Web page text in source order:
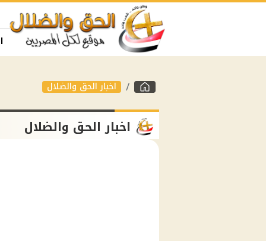
اخبار الحق والضلال
اخبار الحق والضلال